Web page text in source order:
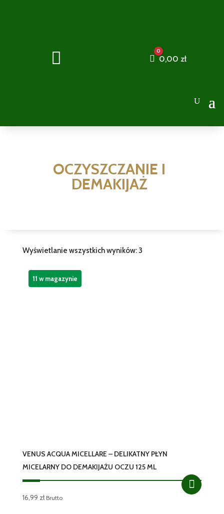
 Cart
0
0,00 zł
OCZYSZCZANIE I
DEMAKIJAŻ
Wyświetlanie wszystkich wyników: 3
VENUS ACQUA MICELLARE – DELIKATNY PŁYN
MICELARNY DO DEMAKIJAŻU OCZU 125 ML
16,99 zł Brutto
11 w magazynie